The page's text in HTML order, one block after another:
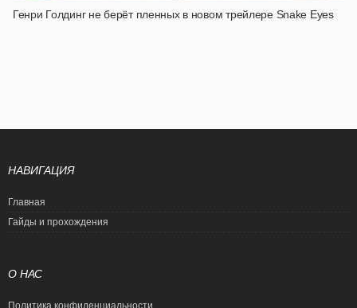
Генри Голдинг не берёт пленных в новом трейлере Snake Eyes
НАВИГАЦИЯ
Главная
Гайды и прохождения
О НАС